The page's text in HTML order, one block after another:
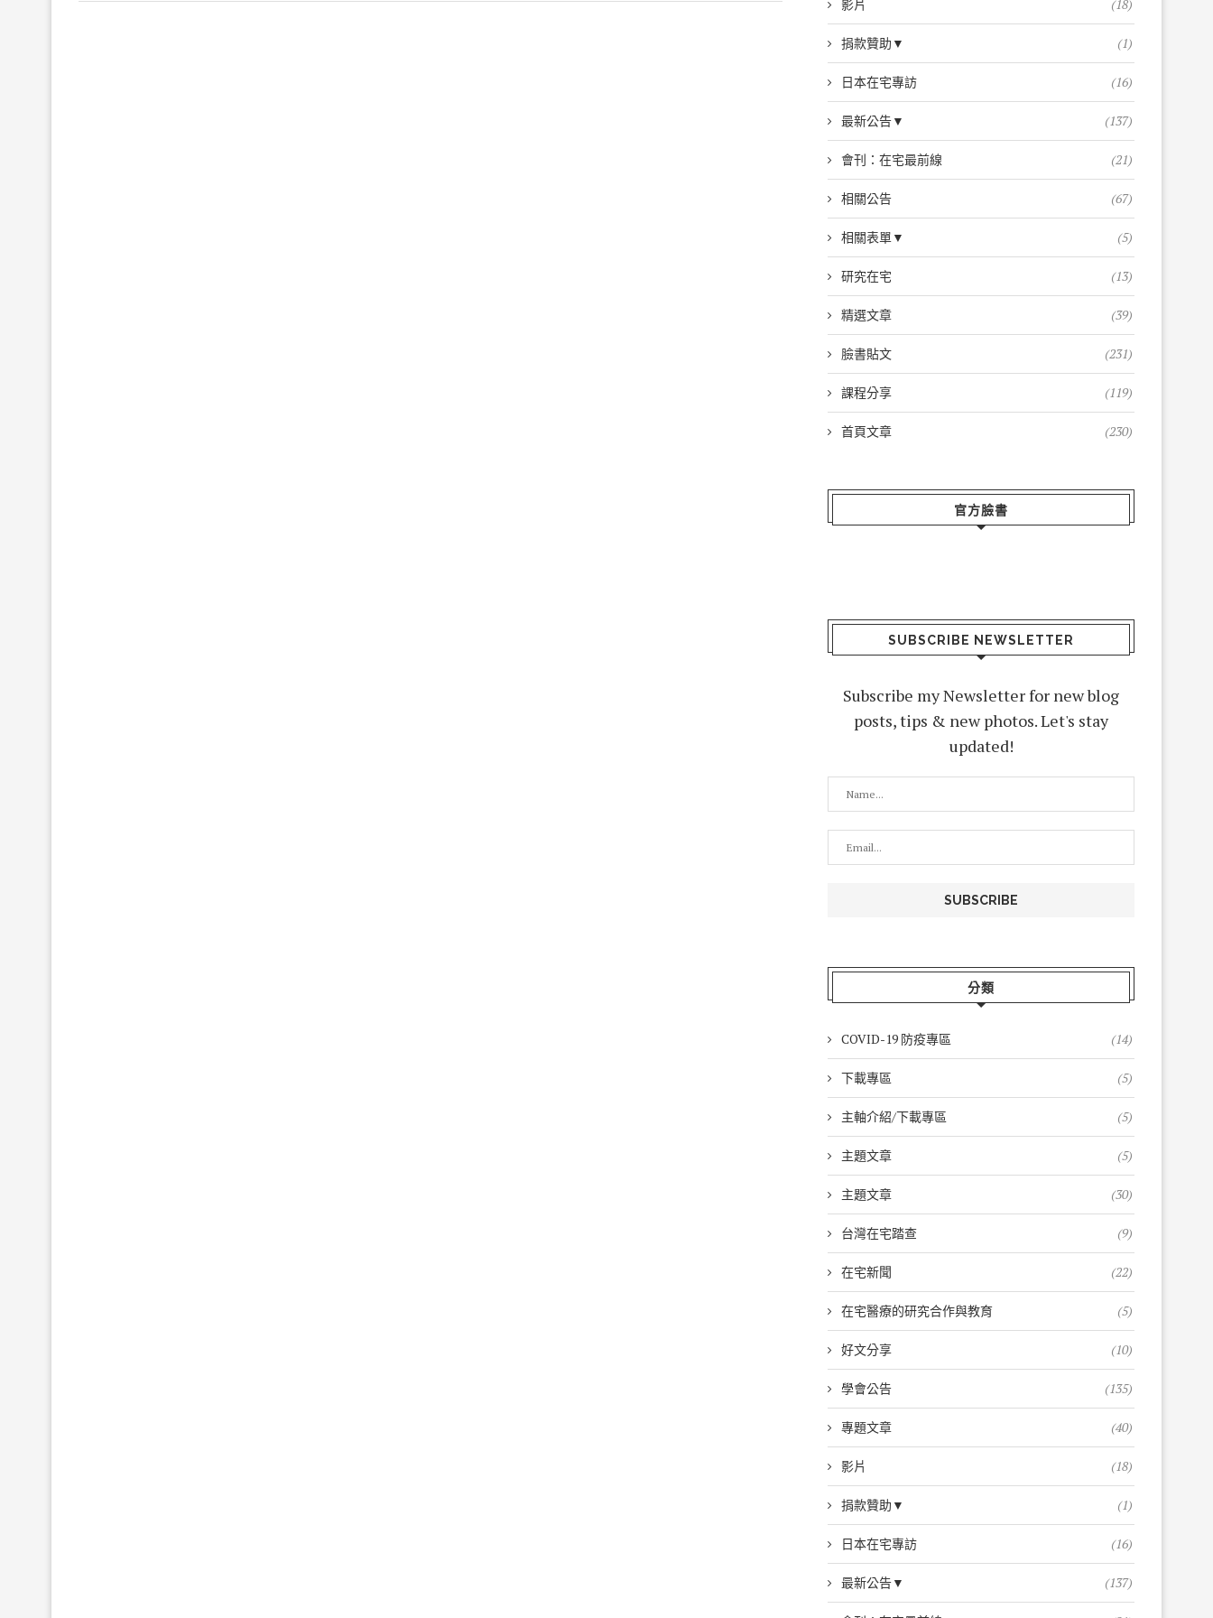
影片 (18)
捐款贊助▼ (1)
日本在宅專訪 (16)
最新公告▼ (137)
會刊：在宅最前線 (21)
相關公告 (67)
相關表單▼ (5)
研究在宅 (13)
精選文章 (39)
臉書貼文 (231)
課程分享 (119)
首頁文章 (230)
官方臉書
SUBSCRIBE NEWSLETTER
Subscribe my Newsletter for new blog
posts, tips & new photos. Let's stay
updated!
分類
COVID-19 防疫專區 (14)
下載專區 (5)
主軸介紹/下載專區 (5)
主題文章 (5)
主題文章 (30)
台灣在宅踏查 (9)
在宅新聞 (22)
在宅醫療的研究合作與教育 (5)
好文分享 (10)
學會公告 (135)
專題文章 (40)
影片 (18)
捐款贊助▼ (1)
日本在宅專訪 (16)
最新公告▼ (137)